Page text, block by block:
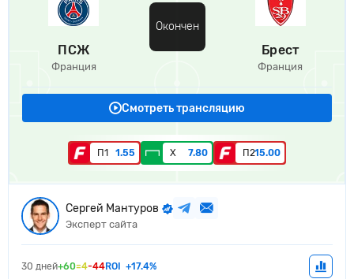
ПСЖ
Франция
Окончен
Брест
Франция
Смотреть трансляцию
П1 1.55 Х 7.80 П215.00
Сергей Мантуров
Эксперт сайта
30 дней+60=4-44ROI +17.4%